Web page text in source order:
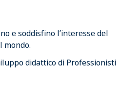
e soddisfino l’interesse del
mondo.
didattico di Professionisti